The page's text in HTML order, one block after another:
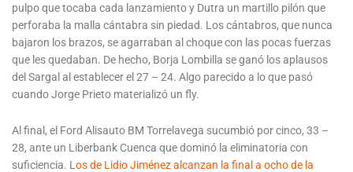
pulpo que tocaba cada lanzamiento y Dutra un martillo pilón que
perforaba la malla cántabra sin piedad. Los cántabros, que nunca
bajaron los brazos, se agarraban al choque con las pocas fuerzas
que les quedaban. De hecho, Borja Lombilla se ganó los aplausos
del Sargal al establecer el 27 – 24. Algo parecido a lo que pasó
cuando Jorge Prieto materializó un fly.
Al final, el Ford Alisauto BM Torrelavega sucumbió por cinco, 33 –
28, ante un Liberbank Cuenca que dominó la eliminatoria con
suficiencia. L os de Lidio Jiménez alcanzan la final a ocho de la